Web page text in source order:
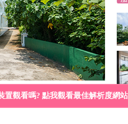
置觀看嗎? 點我觀看最佳解析度網站